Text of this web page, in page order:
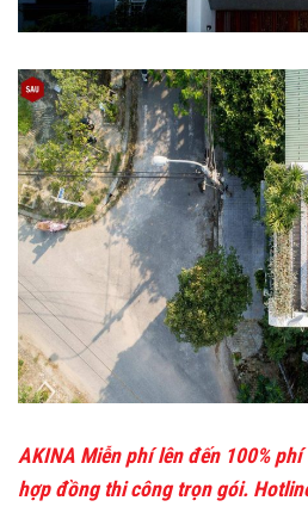
AKINA Miễn phí lên đến 100%
hợp đồng thi công trọn gói.